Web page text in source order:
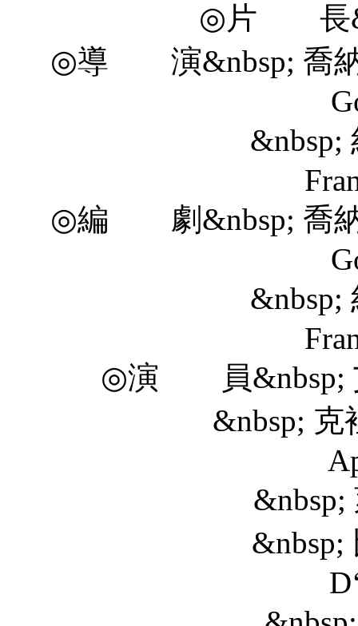
◎片 長
◎導 演&nbsp; 喬納
&nbsp; 約翰·
◎編 劇&nbsp; 喬納
&nbsp; 約翰·
◎演 員&nbsp; 艾
&nbsp; 克裡斯
&nbsp; 萊斯
&nbsp; 比佛